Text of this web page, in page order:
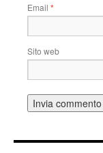
Email *
Sito web